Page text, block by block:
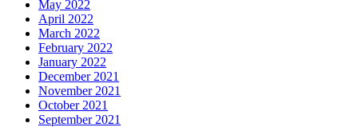
May 2022
April 2022
March 2022
February 2022
January 2022
December 2021
November 2021
October 2021
September 2021